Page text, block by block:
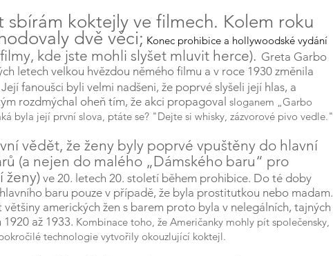
sbírám koktejly ve filmech. Kolem roku
dvě věci; Konec prohibice a hollywoodské vydání
kde jste mohli slyšet mluvit herce). Greta Garbo
letech velkou hvězdou němého filmu a v roce 1930 změnila
Její fanoušci byli velmi nadšeni, že poprvé slyšeli její hlas, a
rozdmýchal oheň tím, že akci propagoval sloganem „Garbo
byla její první slova, ptáte se? "Dejte si whisky, zázvorové pivo vedle."
vědět, že ženy byly poprvé vpuštěny do hlavní
(a nejen do malého „Dámského baru“ pro
ženy) ve 20. letech 20. století během prohibice. Do té doby
baru pouze v případě, že byla prostitutkou nebo madam.
většiny amerických žen s barem proto byla v nelegálních, tajných
až 1933. Kombinace toho, že Američanky mohly pít společensky,
technologie vytvořily okouzlující koktejl.